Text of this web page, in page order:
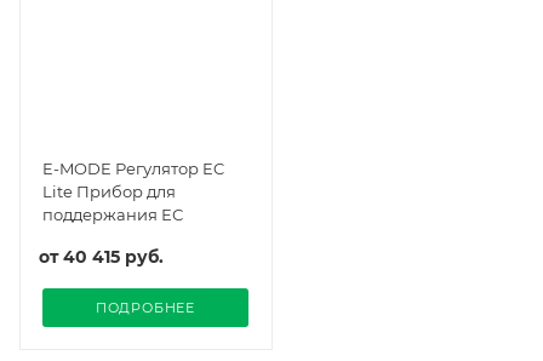
E-MODE Регулятор EC
Lite Прибор для
поддержания ЕС
от40 415 руб.
ПОДРОБНЕЕ